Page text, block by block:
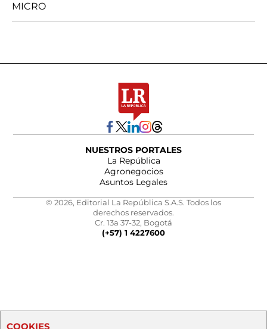
MICRO
NUESTROS PORTALES
La República
Agronegocios
Asuntos Legales
© 2026, Editorial La República S.A.S. Todos los
derechos reservados.
Cr. 13a 37-32, Bogotá
(+57) 1 4227600
COOKIES